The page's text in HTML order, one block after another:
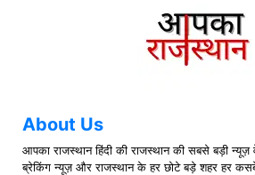
About Us
आपका राजस्थान हिंदी की राजस्थान की सबसे बड़ी
ब्रेकिंग न्यूज़ और राजस्थान के हर छोटे बड़े शहर हर